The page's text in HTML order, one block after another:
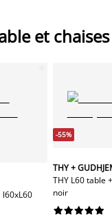
et
l60xL60
-55%
THY +
THY L60 table
noir





